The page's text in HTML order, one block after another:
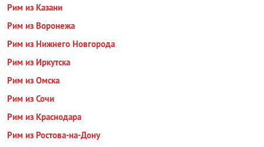
Рим из Казани
Рим из Воронежа
Рим из Нижнего Новгорода
Рим из Иркутска
Рим из Омска
Рим из Сочи
Рим из Краснодара
Рим из Ростова-на-Дону